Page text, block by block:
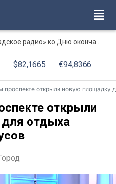
Ленинградской битвы. Онлайн-трансляция
$82,1665 €94,8366
открыли новую площадку для отдыха водителей автобусов
открыли
отдыха